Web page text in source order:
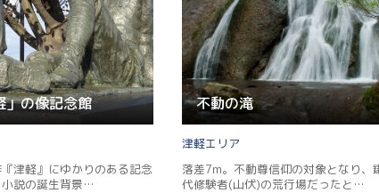
」の像記念館
津軽』にゆかりのある記念
説の誕生背景…
不動の滝
津軽
落差7m。不動尊信仰の対象となり、
代修験者(山伏)の荒行場だったと…
Facebook
Line
Copy URL